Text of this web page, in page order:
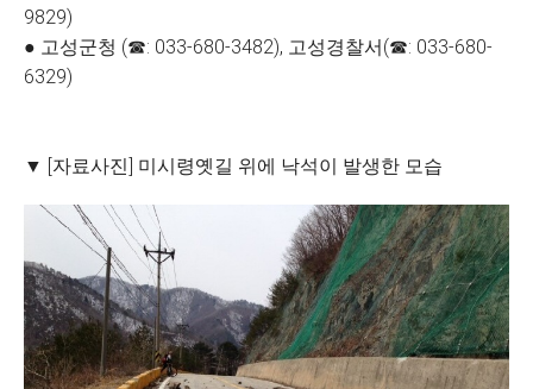
9829)
● 고성군청 (☎: 033-680-3482), 고성경찰서(☎: 033-680-
6329)
▼ [자료사진] 미시령옛길 위에 낙석이 발생한 모습